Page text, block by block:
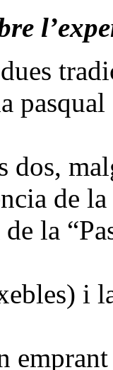
dos,
de la
la
i